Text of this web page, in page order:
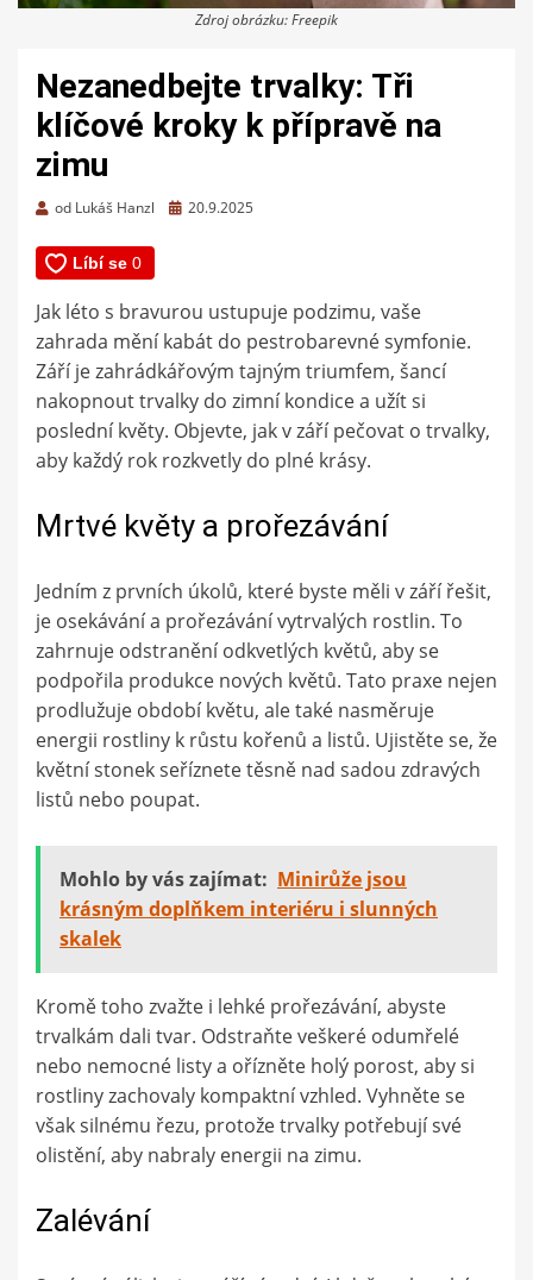
Zdroj obrázku: Freepik
Nezanedbejte trvalky: Tři
klíčové kroky k přípravě na
zimu
od Lukáš Hanzl
Zveřejněno
20.9.2025
Jak léto s bravurou ustupuje podzimu, vaše
zahrada mění kabát do pestrobarevné symfonie.
Září je zahrádkářovým tajným triumfem, šancí
nakopnout trvalky do zimní kondice a užít si
poslední květy. Objevte, jak v září pečovat o trvalky,
aby každý rok rozkvetly do plné krásy.
Mrtvé květy a prořezávání
Jedním z prvních úkolů, které byste měli v září řešit,
je osekávání a prořezávání vytrvalých rostlin. To
zahrnuje odstranění odkvetlých květů, aby se
podpořila produkce nových květů. Tato praxe nejen
prodlužuje období květu, ale také nasměruje
energii rostliny k růstu kořenů a listů. Ujistěte se, že
květní stonek seříznete těsně nad sadou zdravých
listů nebo poupat.
Mohlo by vás zajímat: Minirůže jsou
krásným doplňkem interiéru i slunných
skalek
Kromě toho zvažte i lehké prořezávání, abyste
trvalkám dali tvar. Odstraňte veškeré odumřelé
nebo nemocné listy a ořízněte holý porost, aby si
rostliny zachovaly kompaktní vzhled. Vyhněte se
však silnému řezu, protože trvalky potřebují své
olistění, aby nabraly energii na zimu.
Zalévání